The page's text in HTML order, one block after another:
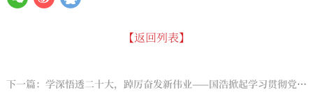
【返回列表】
下一篇：学深悟透二十大，踔厉奋发新伟业——国浩掀起学习贯彻党的二十大精神热潮